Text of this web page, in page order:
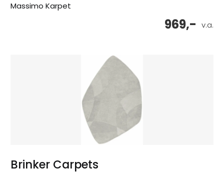
Massimo Karpet
v.a.
969,-
Brinker Carpets